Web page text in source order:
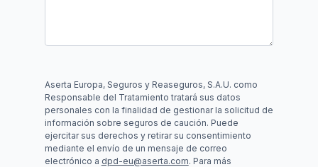
Aserta Europa, Seguros y Reaseguros, S.A.U. como
Responsable del Tratamiento tratará sus datos
personales con la finalidad de gestionar la solicitud de
información sobre seguros de caución. Puede
ejercitar sus derechos y retirar su consentimiento
mediante el envío de un mensaje de correo
electrónico a dpd-eu@aserta.com. Para más